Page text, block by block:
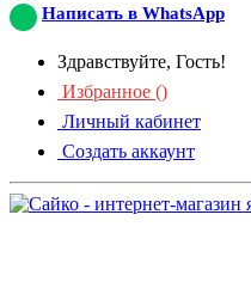
Написать в WhatsApp
Здравствуйте, Гость!
Избранное ()
Личный кабинет
Создать аккаунт